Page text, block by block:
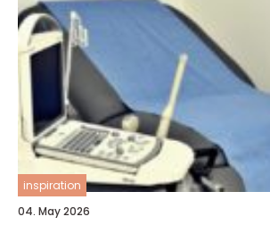
inspiration
04. May 2026